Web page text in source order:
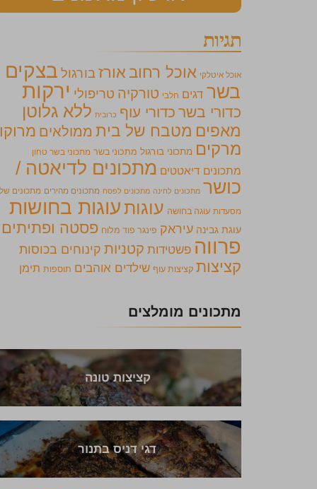
תגיות
אוכל איטלקי אוכל רחוב אורזבורגול בצקים
בשר דגים חלבי טורקיה טריפולי ירקות
כדורי בשר כדורי עוף כרובית ללא גלוטן
מאפים מטבח של בית ממולאים מרוקו
מרקים מתכוני בורגול מתכוני בשר מתכוני בשר טחון
מתכונים דיאטטים מתכונים לדיאטה /
כושר מתכונים לחינה מתכונים לפסח מתכונים מהירים מתכונים של
מסעדות עוגה בחושה עוגותעוגות בחושות
עוגת גבינה עיראק פינגר פוד מלוח פסטה ופתיתים
פרווה פשטידות קטניות קינוחים בכוסות
קציצות קציצות עוף שילדים אוהבים תוספות תימן
מתכונים מומלצים
קציצות טונה
דגי דניס בתנור